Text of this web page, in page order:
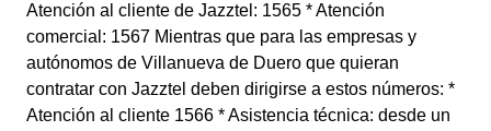
Atención al cliente de Jazztel: 1565 * Atención
comercial: 1567 Mientras que para las empresas y
autónomos de Villanueva de Duero que quieran
contratar con Jazztel deben dirigirse a estos números: *
Atención al cliente 1566 * Asistencia técnica: desde un